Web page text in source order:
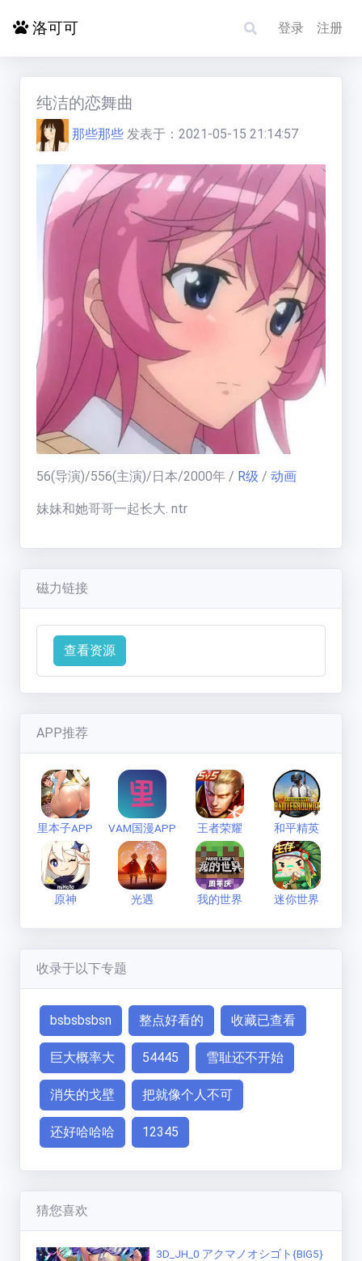
探索更多
电影影单
碰碰运气
求片/反馈
福利中心
免费在线电影
一周热门榜
ikuni
联系方式
洛可可 登录 注册
纯洁的恋舞曲
那些那些 发表于： 2021-05-15 21:14:57
56(导演)/556(主演)/日本/2000年 / R级 / 动画
妹妹和她哥哥一起长大. ntr
磁力链接
查看资源
APP推荐
里本子APP VAM国漫APP 王者荣耀 和平精英
原神 光遇 我的世界 迷你世界
收录于以下专题
bsbsbsbsn 整点好看的 收藏已查看
巨大概率大 54445 雪耻还不开始
消失的戈壁 把就像个人不可
还好哈哈哈 12345
猜您喜欢
3D_JH_0 アクマノオシゴト{BIG5}